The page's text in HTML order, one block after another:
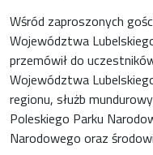
Wśród zaproszonych
Województwa
przemówił do
Województwa
regionu, służb
Poleskiego Parku
Narodowego oraz